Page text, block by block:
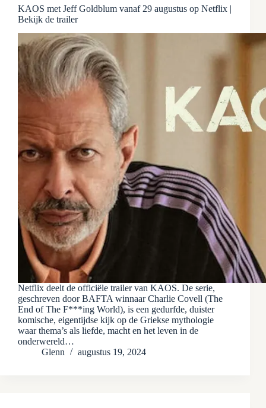
KAOS met Jeff Goldblum vanaf 29 augustus op Netflix |
Bekijk de trailer
Netflix deelt de officiële trailer van KAOS. De serie,
geschreven door BAFTA winnaar Charlie Covell (The
End of The F***ing World), is een gedurfde, duister
komische, eigentijdse kijk op de Griekse mythologie
waar thema’s als liefde, macht en het leven in de
onderwereld…
Glenn
augustus 19, 2024